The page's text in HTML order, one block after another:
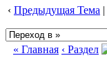
‹ Предыдущая Тема |
« Главная ‹ Раздел